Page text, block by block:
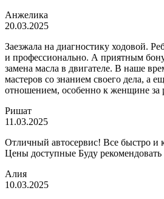
Анжелика
20.03.2025
Заезжала на диагностику ходовой.
и профессионально. А приятным
замена масла в двигателе. В наше
мастеров со знанием своего дела, а
отношением, особенно к женщине за
Ришат
11.03.2025
Отличный автосервис! Все быстро и
Цены доступные Буду
Алия
10.03.2025